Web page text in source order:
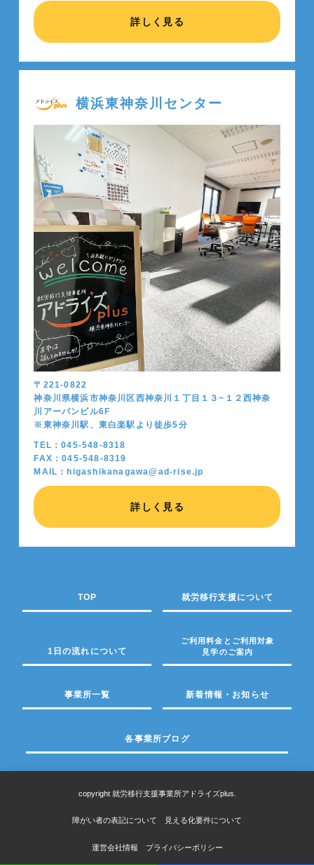
詳しく見る
横浜東神奈川センター
〒221-0822
神奈川県横浜市神奈川区西神奈川１丁目１３−１２西神奈
川アーバンビル6F
※東神奈川駅、東白楽駅より徒歩5分
TEL：045-548-8318
FAX：045-548-8319
MAIL：higashikanagawa@ad-rise.jp
詳しく見る
TOP 就労移行支援について
1日の流れについて
ご利用料金とご利用対象
見学のご案内
事業所一覧 新着情報・お知らせ
各事業所ブログ
copyright 就労移行支援事業所アドライズplus.
障がい者の表記について 見える化要件について
運営会社情報 プライバシーポリシー